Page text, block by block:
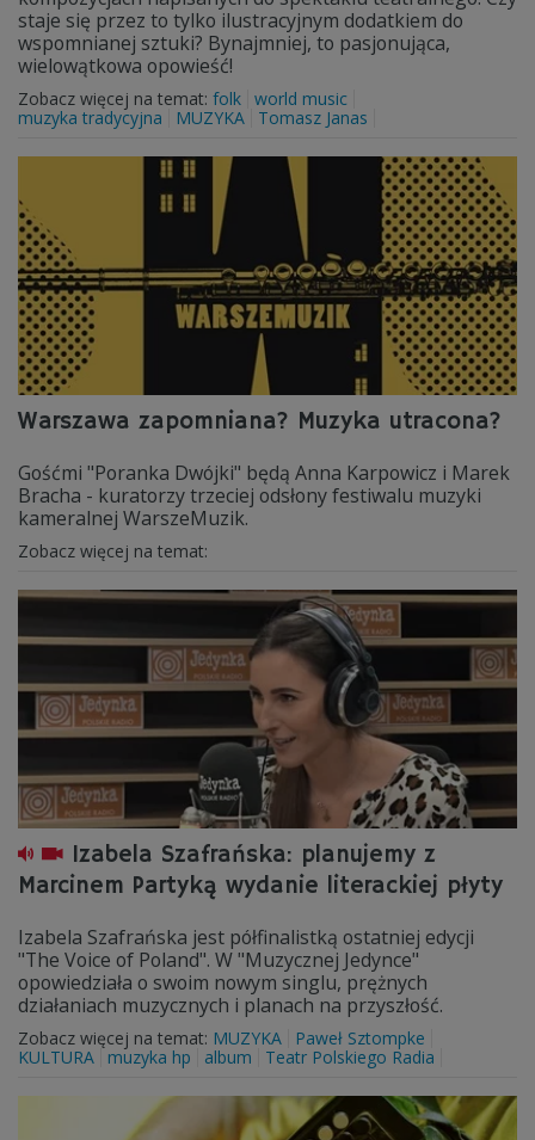
staje się przez to tylko ilustracyjnym dodatkiem do
wspomnianej sztuki? Bynajmniej, to pasjonująca,
wielowątkowa opowieść!
Zobacz więcej na temat: folk world music
muzyka tradycyjna
MUZYKA Tomasz Janas
Warszawa zapomniana? Muzyka utracona?
Gośćmi "Poranka Dwójki" będą Anna Karpowicz i Marek
Bracha - kuratorzy trzeciej odsłony festiwalu muzyki
kameralnej WarszeMuzik.
Zobacz więcej na temat:
Izabela Szafrańska: planujemy z
Marcinem Partyką wydanie literackiej płyty
Izabela Szafrańska jest półfinalistką ostatniej edycji
"The Voice of Poland". W "Muzycznej Jedynce"
opowiedziała o swoim nowym singlu, prężnych
działaniach muzycznych i planach na przyszłość.
Zobacz więcej na temat: MUZYKA
Paweł Sztompke
KULTURA
muzyka hp album Teatr Polskiego Radia